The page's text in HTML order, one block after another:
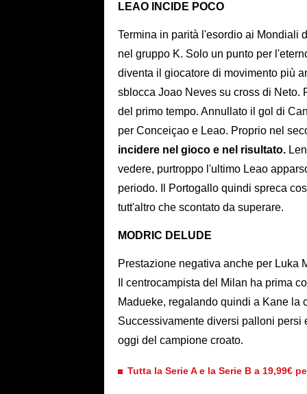
LEAO INCIDE POCO
Termina in parità l'esordio ai Mondiali
nel gruppo K. Solo un punto per
diventa il giocatore di movimento più
sblocca Joao Neves su cross di Neto.
del primo tempo. Annullato il gol di
per Conceiçao e Leao. Proprio nel
incidere nel gioco e nel risultato.
vedere, purtroppo l'ultimo Leao
periodo. Il Portogallo quindi spreca
tutt'altro che scontato da superare.
MODRIC DELUDE
Prestazione negativa anche per Luka
Il centrocampista del Milan ha prima
Madueke, regalando quindi a Kane la
Successivamente diversi palloni persi
oggi del campione croato.
Tutta la Serie A e la Serie B a 19,99€